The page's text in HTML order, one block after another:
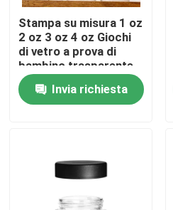
Controllo di qualità
Contattici
Richieda una citazione
Barattoli di vetro del
Stampa su misura 1 oz
2 oz 3 oz 4 oz Giochi
di vetro a prova di
bambino trasparente
3 oz Giochi di vetro a
lato retto Giochi di
vetro a prova di
Invia richiesta